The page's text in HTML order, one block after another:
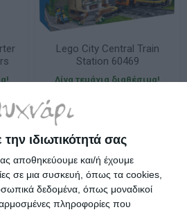
ιδιωτικότητά σας
αποθηκεύουμε και/ή έχουμε
σε μια συσκευή, όπως τα cookies,
δεδομένα, όπως μοναδικοί
πληροφορίες που
Lego City Central Train
Station 60469
Λίγα τεμάχια διαθέσιμα!